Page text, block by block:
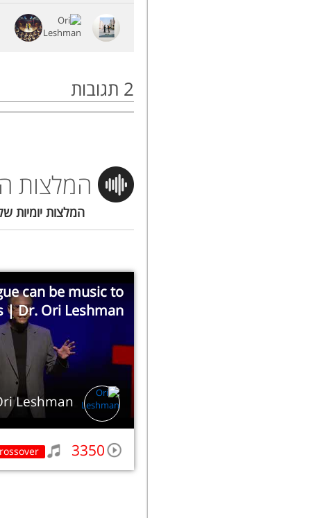
2 תגובות
המלצות
המלצות יומיות
can be music to
| Dr. Ori Leshman
Leshman
3350